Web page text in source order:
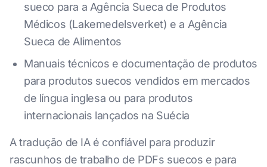
sueco para a Agência Sueca de Produtos
Médicos (Lakemedelsverket) e a Agência
Sueca de Alimentos
Manuais técnicos e documentação de produtos
para produtos suecos vendidos em mercados
de língua inglesa ou para produtos
internacionais lançados na Suécia
A tradução de IA é confiável para produzir
rascunhos de trabalho de PDFs suecos e para